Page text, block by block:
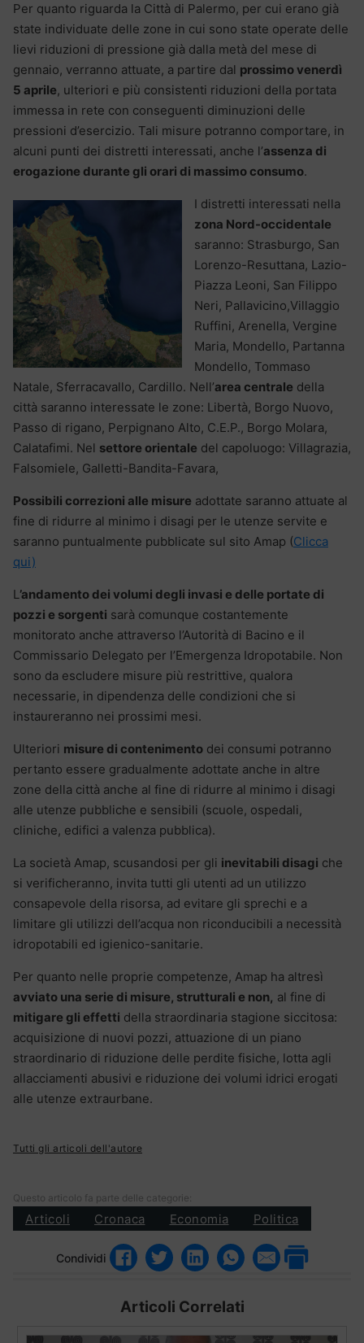
Per quanto riguarda la Città di Palermo, per cui erano già
state individuate delle zone in cui sono state operate delle
lievi riduzioni di pressione già dalla metà del mese di
gennaio, verranno attuate, a partire dal prossimo venerdì
5 aprile, ulteriori e più consistenti riduzioni della portata
immessa in rete con conseguenti diminuzioni delle
pressioni d’esercizio. Tali misure potranno comportare, in
alcuni punti dei distretti interessati, anche l’assenza di
erogazione durante gli orari di massimo consumo.
I distretti interessati nella
zona Nord-occidentale
saranno: Strasburgo, San
Lorenzo-Resuttana, Lazio-
Piazza Leoni, San Filippo
Neri, Pallavicino,Villaggio
Ruffini, Arenella, Vergine
Maria, Mondello, Partanna
Mondello, Tommaso
Natale, Sferracavallo, Cardillo. Nell’area centrale della
città saranno interessate le zone: Libertà, Borgo Nuovo,
Passo di rigano, Perpignano Alto, C.E.P., Borgo Molara,
Calatafimi. Nel settore orientale del capoluogo: Villagrazia,
Falsomiele, Galletti-Bandita-Favara,
Possibili correzioni alle misure adottate saranno attuate al
fine di ridurre al minimo i disagi per le utenze servite e
saranno puntualmente pubblicate sul sito Amap (Clicca
qui)
L’andamento dei volumi degli invasi e delle portate di
pozzi e sorgenti sarà comunque costantemente
monitorato anche attraverso l’Autorità di Bacino e il
Commissario Delegato per l’Emergenza Idropotabile. Non
sono da escludere misure più restrittive, qualora
necessarie, in dipendenza delle condizioni che si
instaureranno nei prossimi mesi.
Ulteriori misure di contenimento dei consumi potranno
pertanto essere gradualmente adottate anche in altre
zone della città anche al fine di ridurre al minimo i disagi
alle utenze pubbliche e sensibili (scuole, ospedali,
cliniche, edifici a valenza pubblica).
La società Amap, scusandosi per gli inevitabili disagi che
si verificheranno, invita tutti gli utenti ad un utilizzo
consapevole della risorsa, ad evitare gli sprechi e a
limitare gli utilizzi dell’acqua non riconducibili a necessità
idropotabili ed igienico-sanitarie.
Per quanto nelle proprie competenze, Amap ha altresì
avviato una serie di misure, strutturali e non, al fine di
mitigare gli effetti della straordinaria stagione siccitosa:
acquisizione di nuovi pozzi, attuazione di un piano
straordinario di riduzione delle perdite fisiche, lotta agli
allacciamenti abusivi e riduzione dei volumi idrici erogati
alle utenze extraurbane.
Tutti gli articoli dell'autore
Questo articolo fa parte delle categorie:
Articoli Cronaca Economia Politica
Condividi
Articoli Correlati